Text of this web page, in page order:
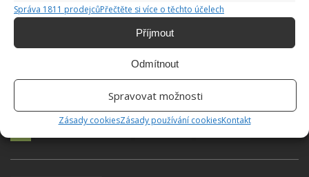
Správa 1811 prodejcůPřečtěte si více o těchto účelech
Příjmout
Odmítnout
Spravovat možnosti
Zásady cookiesZásady používání cookiesKontakt